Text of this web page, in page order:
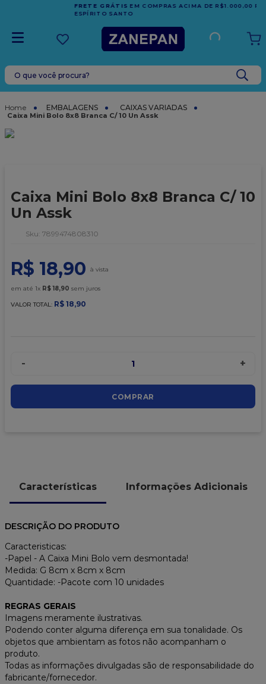
FRETE GRÁTISEM COMPRAS ACIMA DE R$1.000,00 PARA O
ESPÍRITO SANTO
O que você procura?
EMBALAGENS CAIXAS VARIADAS
Caixa Mini Bolo 8x8 Branca C/ 10 Un Assk
Caixa Mini Bolo 8x8 Branca C/ 10
Un Assk
: 7899474808310
R$ 18,90
em até 1x R$ 18,90 sem juros
VALOR TOTAL: R$ 18,90
- 1 +
COMPRAR
Características Informações Adicionais
DESCRIÇÃO DO PRODUTO
Caracteristicas:
-Papel - A Caixa Mini Bolo vem desmontada!
Medida: G 8cm x 8cm x 8cm
Quantidade: -Pacote com 10 unidades
REGRAS GERAIS
Imagens meramente ilustrativas.
Podendo conter alguma diferença em sua tonalidade. Os
objetos que ambientam as fotos não acompanham o
produto.
Todas as informações divulgadas são de responsabilidade do
fabricante/fornecedor.
TERMOS MAIS BUSCADOS
caixa
6
sacola
9º
caixa kraft
10º chocolate